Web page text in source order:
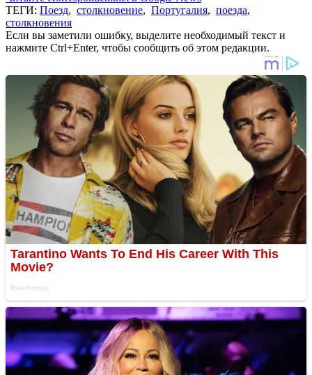
ТЕГИ: Поезд, столкновение, Португалия, поезда,
столкновения
Если вы заметили ошибку, выделите необходимый текст и
нажмите Ctrl+Enter, чтобы сообщить об этом редакции.